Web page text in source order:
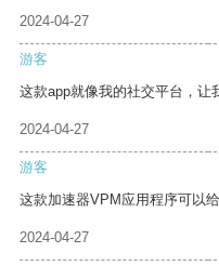
2024-04-27
游客
这款app就像我的社交平台，让
2024-04-27
游客
这款加速器VPM应用程序可以
2024-04-27